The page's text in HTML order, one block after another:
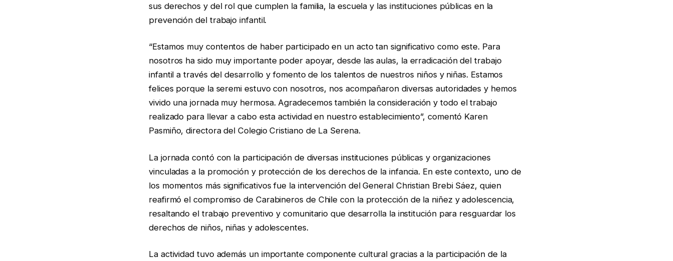
sus derechos y del rol que cumplen la familia, la escuela y las instituciones públicas en la
prevención del trabajo infantil.
“Estamos muy contentos de haber participado en un acto tan significativo como este. Para
nosotros ha sido muy importante poder apoyar, desde las aulas, la erradicación del trabajo
infantil a través del desarrollo y fomento de los talentos de nuestros niños y niñas. Estamos
felices porque la seremi estuvo con nosotros, nos acompañaron diversas autoridades y hemos
vivido una jornada muy hermosa. Agradecemos también la consideración y todo el trabajo
realizado para llevar a cabo esta actividad en nuestro establecimiento”, comentó Karen
Pasmiño, directora del Colegio Cristiano de La Serena.
La jornada contó con la participación de diversas instituciones públicas y organizaciones
vinculadas a la promoción y protección de los derechos de la infancia. En este contexto, uno de
los momentos más significativos fue la intervención del General Christian Brebi Sáez, quien
reafirmó el compromiso de Carabineros de Chile con la protección de la niñez y adolescencia,
resaltando el trabajo preventivo y comunitario que desarrolla la institución para resguardar los
derechos de niños, niñas y adolescentes.
La actividad tuvo además un importante componente cultural gracias a la participación de la